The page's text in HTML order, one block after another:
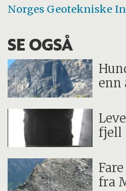
Norges Geotekniske
SE OGSÅ
enn
fjell
fra